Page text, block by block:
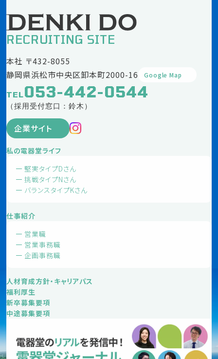
RECRUITING SITE
本社 〒432-8055
静岡県浜松市中央区卸本町2000-16
Google Map
TEL053-442-0544
（採用受付窓口：鈴木）
企業サイト
私の電器堂ライフ
堅実タイプDさん
挑戦タイプNさん
バランスタイプKさん
仕事紹介
営業職
営業事務職
企画事務職
人材育成方針・キャリアパス
福利厚生
新卒募集要項
中途募集要項